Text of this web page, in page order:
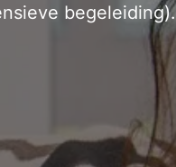
begeleiding).